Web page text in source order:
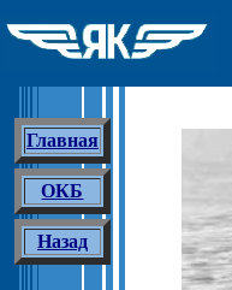
Главная
ОКБ
Назад